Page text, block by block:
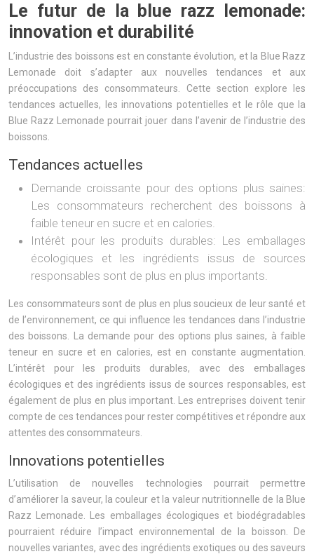
Le futur de la blue razz lemonade:
innovation et durabilité
L’industrie des boissons est en constante évolution, et la Blue Razz
Lemonade doit s’adapter aux nouvelles tendances et aux
préoccupations des consommateurs. Cette section explore les
tendances actuelles, les innovations potentielles et le rôle que la
Blue Razz Lemonade pourrait jouer dans l’avenir de l’industrie des
boissons.
Tendances actuelles
Demande croissante pour des options plus saines:
Les consommateurs recherchent des boissons à
faible teneur en sucre et en calories.
Intérêt pour les produits durables: Les emballages
écologiques et les ingrédients issus de sources
responsables sont de plus en plus importants.
Les consommateurs sont de plus en plus soucieux de leur santé et
de l’environnement, ce qui influence les tendances dans l’industrie
des boissons. La demande pour des options plus saines, à faible
teneur en sucre et en calories, est en constante augmentation.
L’intérêt pour les produits durables, avec des emballages
écologiques et des ingrédients issus de sources responsables, est
également de plus en plus important. Les entreprises doivent tenir
compte de ces tendances pour rester compétitives et répondre aux
attentes des consommateurs.
Innovations potentielles
L’utilisation de nouvelles technologies pourrait permettre
d’améliorer la saveur, la couleur et la valeur nutritionnelle de la Blue
Razz Lemonade. Les emballages écologiques et biodégradables
pourraient réduire l’impact environnemental de la boisson. De
nouvelles variantes, avec des ingrédients exotiques ou des saveurs